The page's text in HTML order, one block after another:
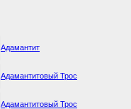
Адамантит
Адамантитовый Трос
Адамантитовый Трос